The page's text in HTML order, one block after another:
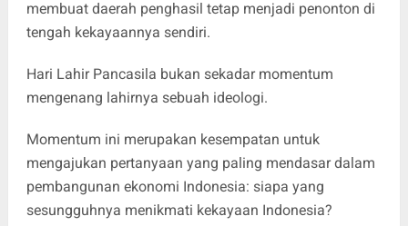
membuat daerah penghasil tetap menjadi penonton di
tengah kekayaannya sendiri.
Hari Lahir Pancasila bukan sekadar momentum
mengenang lahirnya sebuah ideologi.
Momentum ini merupakan kesempatan untuk
mengajukan pertanyaan yang paling mendasar dalam
pembangunan ekonomi Indonesia: siapa yang
sesungguhnya menikmati kekayaan Indonesia?